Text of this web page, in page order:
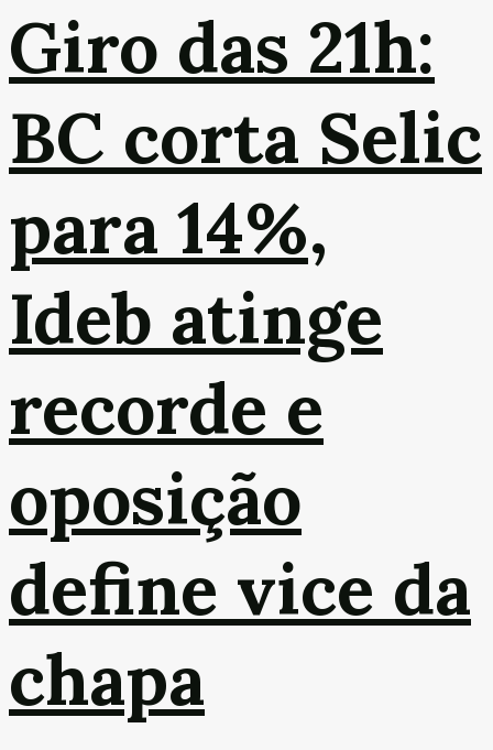
Giro das 21h:
BC corta Selic
para 14%,
Ideb atinge
recorde e
oposição
define vice da
chapa